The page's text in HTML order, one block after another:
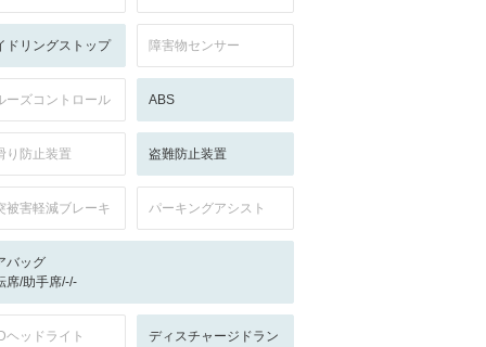
ドリングストップ 障害物センサー
ーズコントロール ABS
り防止装置 盗難防止装置
被害軽減ブレーキ パーキングアシスト
バッグ
席/助手席/-/-
ヘッドライト
ディスチャージドラン